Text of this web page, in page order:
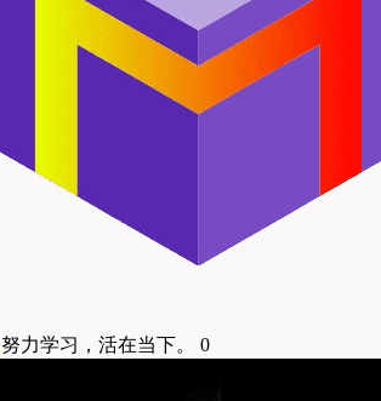
努力学习，活在当下。 0